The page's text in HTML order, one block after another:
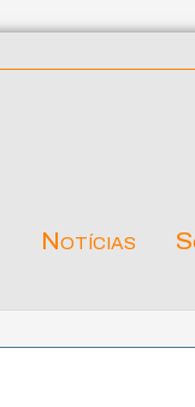
Notícias